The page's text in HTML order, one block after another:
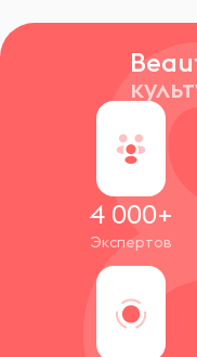
4 000+
Экспертов